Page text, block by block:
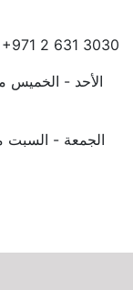
+971 2 631 3030